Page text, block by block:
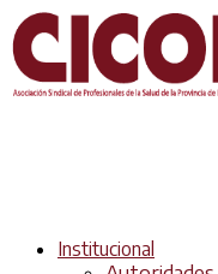
Institucional